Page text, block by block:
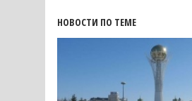
НОВОСТИ ПО ТЕМЕ